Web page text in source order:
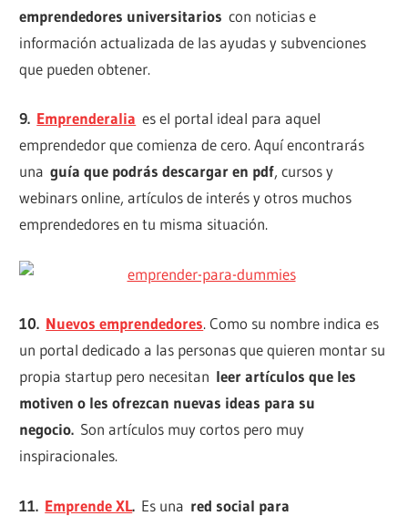
emprendedores universitarios con noticias e
información actualizada de las ayudas y subvenciones
que pueden obtener.
9. Emprenderalia es el portal ideal para aquel
emprendedor que comienza de cero. Aquí encontrarás
una guía que podrás descargar en pdf, cursos y
webinars online, artículos de interés y otros muchos
emprendedores en tu misma situación.
10. Nuevos emprendedores. Como su nombre indica es
un portal dedicado a las personas que quieren montar su
propia startup pero necesitan leer artículos que les
motiven o les ofrezcan nuevas ideas para su
negocio. Son artículos muy cortos pero muy
inspiracionales.
11. Emprende XL. Es una red social para